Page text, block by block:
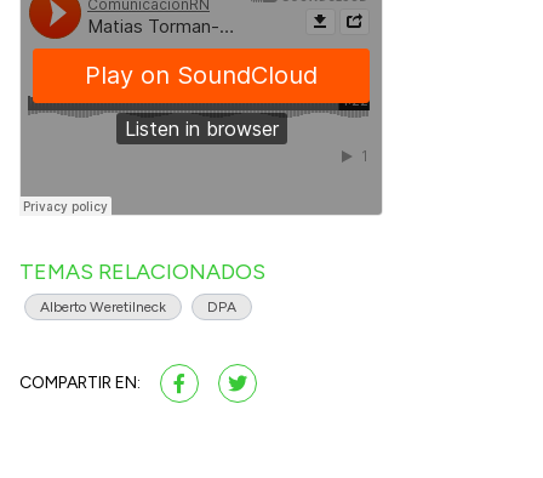
TEMAS RELACIONADOS
Alberto Weretilneck DPA
COMPARTIR EN: